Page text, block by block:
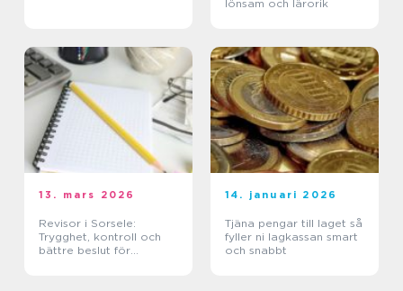
lönsam och lärorik
13. mars 2026
Revisor i Sorsele:
Trygghet, kontroll och
bättre beslut för
14. januari 2026
Tjäna pengar till laget så
fyller ni lagkassan smart
och snabbt